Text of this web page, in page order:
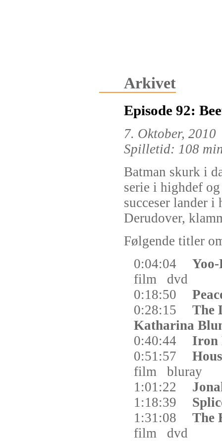
Arkivet
Episode 92:
7. Oktober, 2010
Spilletid: 108
Batman skurk i
serie i highdef
succeser lander
Derudover,
Følgende titler
0:04:04
film
dvd
0:18:50
0:28:15
The
Katharina
0:40:44
Iron
0:51:57
film
bluray
1:01:22
1:18:39
1:31:08
The
film
dvd